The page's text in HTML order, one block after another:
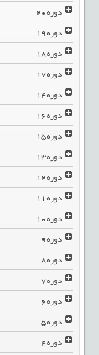
دوره20
دوره19
دوره18
دوره17
دوره14
دوره16
دوره15
دوره13
دوره12
دوره11
دوره10
دوره9
دوره8
دوره7
دوره6
دوره5
دوره4